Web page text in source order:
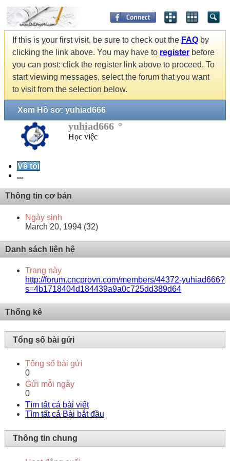
If this is your first visit, be sure to check out the FAQ by
clicking the link above. You may have to register before
you can post: click the register link above to proceed. To
start viewing messages, select the forum that you want
to visit from the selection below.
Xem Hồ sơ: yuhiad666
yuhiad666
Học việc
Về tôi
...
Thông tin cơ bản
Ngày sinh
March 20, 1994 (32)
Danh sách liên hệ
Trang này
http://forum.cncprovn.com/members/44372-yuhiad666?
s=4b1718404d184439a9a0c725dd389d64
Thống kê
Tổng số bài gửi
Tổng số bài gửi
0
Gửi mỗi ngày
0
Tìm tất cả bài viết
Tìm tất cả Bài bắt đầu
Thông tin chung